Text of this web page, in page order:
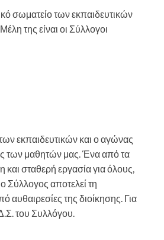
σωματείο των εκπαιδευτικών
της είναι οι Σύλλογοι
εκπαιδευτικών και ο αγώνας
των μαθητών μας. Ένα από τα
και σταθερή εργασία για όλους,
αποτελεί τη
της διοίκησης. Για
του Συλλόγου.